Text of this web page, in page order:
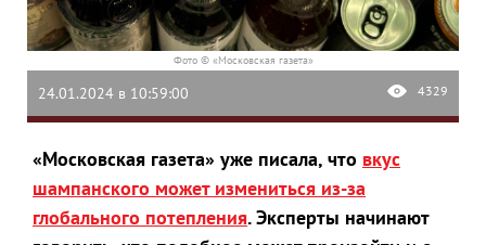
Фото © «Московская газета»
24.01.2024 в 10:59:00 4329
«Московская газета» уже писала, что вкус
шампанского может измениться из-за
глобального потепления. Эксперты начинают